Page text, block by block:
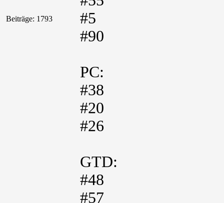
Beiträge: 1793
#5
#90
PC:
#38
#20
#26
GTD:
#48
#57